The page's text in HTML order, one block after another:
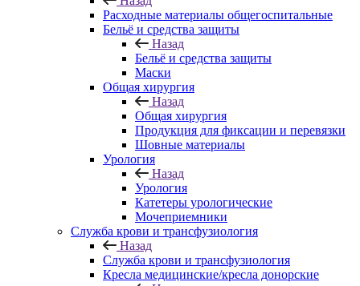
Расходные материалы общегоспитальные
Бельё и средства защиты
Назад
Бельё и средства защиты
Маски
Общая хирургия
Назад
Общая хирургия
Продукция для фиксации и перевязки
Шовные материалы
Урология
Назад
Урология
Катетеры урологические
Мочеприемники
Служба крови и трансфузиология
Назад
Служба крови и трансфузиология
Кресла медицинские/кресла донорские